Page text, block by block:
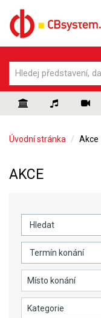
Úvodní stránka Akce
AKCE